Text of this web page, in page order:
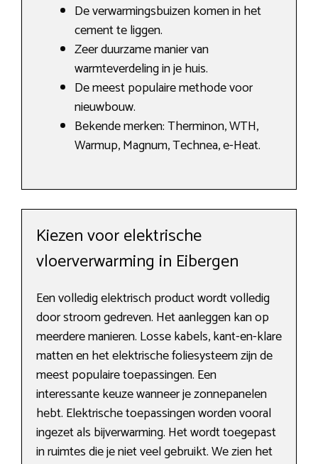
De verwarmingsbuizen komen in het
cement te liggen.
Zeer duurzame manier van
warmteverdeling in je huis.
De meest populaire methode voor
nieuwbouw.
Bekende merken: Therminon, WTH,
Warmup, Magnum, Technea, e-Heat.
Kiezen voor elektrische
vloerverwarming in Eibergen
Een volledig elektrisch product wordt volledig
door stroom gedreven. Het aanleggen kan op
meerdere manieren. Losse kabels, kant-en-klare
matten en het elektrische foliesysteem zijn de
meest populaire toepassingen. Een
interessante keuze wanneer je zonnepanelen
hebt. Elektrische toepassingen worden vooral
ingezet als bijverwarming. Het wordt toegepast
in ruimtes die je niet veel gebruikt. We zien het